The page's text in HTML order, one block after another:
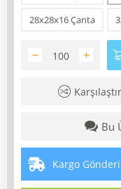
28x28x16 Çanta
+
−
Karşılaştır
Bu
Kargo